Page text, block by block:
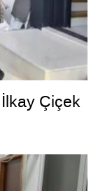
Çiçek